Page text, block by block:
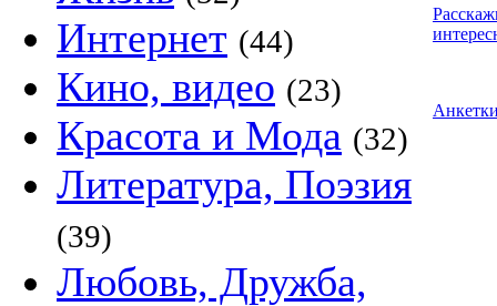
Интернет (44)
Кино, видео (23)
Красота и Мода (32)
Литература, Поэзия
(39)
Любовь, Дружба,